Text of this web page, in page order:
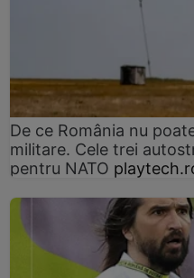
De ce România nu
militare. Cele trei
pentru NATO